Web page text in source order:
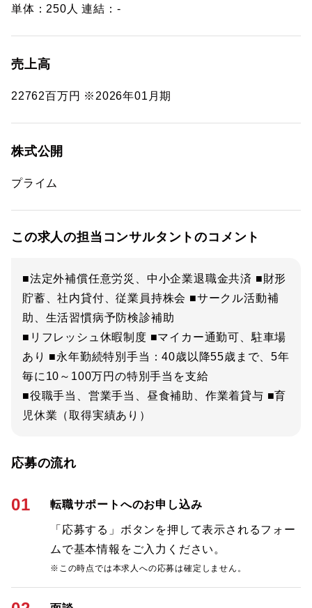
単体：250人 連結：-
売上高
22762百万円 ※2026年01月期
株式公開
プライム
この求人の担当コンサルタントのコメント
■法定外補償任意労災、中小企業退職金共済 ■財形
貯蓄、社内貸付、従業員持株会 ■サークル活動補
助、生活習慣病予防検診補助
■リフレッシュ休暇制度 ■マイカー通勤可、駐車場
あり ■永年勤続特別手当：40歳以降55歳まで、5年
毎に10～100万円の特別手当を支給
■役職手当、営業手当、昼食補助、作業着貸与 ■育
児休業（取得実績あり）
応募の流れ
01 転職サポートへのお申し込み
「応募する」ボタンを押して表示されるフォー
ムで基本情報をご入力ください。
※この時点では本求人への応募は確定しません。